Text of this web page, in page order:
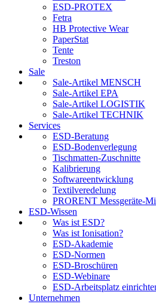
ESD-PROTEX
Fetra
HB Protective Wear
PaperStat
Tente
Treston
Sale
Sale-Artikel MENSCH
Sale-Artikel EPA
Sale-Artikel LOGISTIK
Sale-Artikel TECHNIK
Services
ESD-Beratung
ESD-Bodenverlegung
Tischmatten-Zuschnitte
Kalibrierung
Softwareentwicklung
Textilveredelung
PRORENT Messgeräte-
ESD-Wissen
Was ist ESD?
Was ist Ionisation?
ESD-Akademie
ESD-Normen
ESD-Broschüren
ESD-Webinare
ESD-Arbeitsplatz
Unternehmen